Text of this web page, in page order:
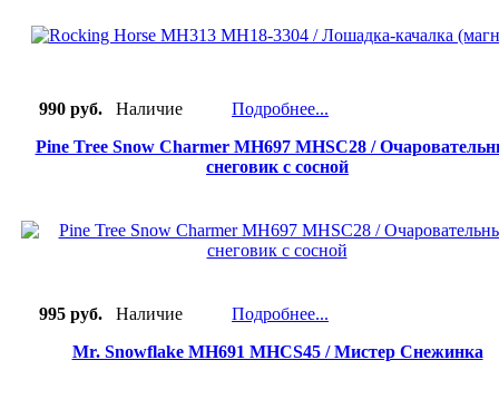
990 руб. Наличие
Подробнее...
Pine Tree Snow Charmer MH697 MHSC28 /
снеговик с сосной
995 руб. Наличие
Подробнее...
Mr. Snowflake MH691 MHСS45 / Мистер Снежинка